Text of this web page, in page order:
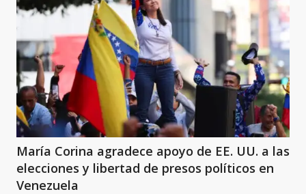
María Corina agradece apoyo de EE. UU. a las
elecciones y libertad de presos políticos en
Venezuela